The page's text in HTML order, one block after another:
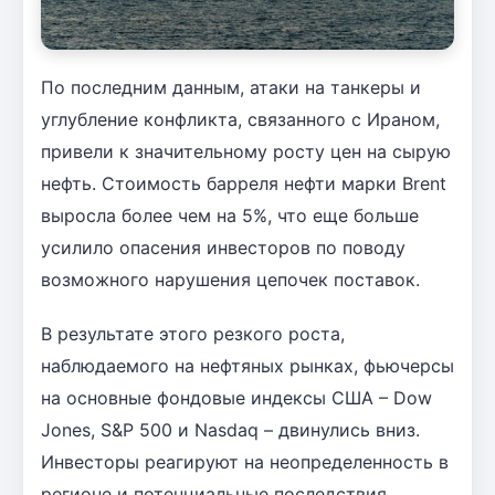
По последним данным, атаки на танкеры и
углубление конфликта, связанного с Ираном,
привели к значительному росту цен на сырую
нефть. Стоимость барреля нефти марки Brent
выросла более чем на 5%, что еще больше
усилило опасения инвесторов по поводу
возможного нарушения цепочек поставок.
В результате этого резкого роста,
наблюдаемого на нефтяных рынках, фьючерсы
на основные фондовые индексы США – Dow
Jones, S&P 500 и Nasdaq – двинулись вниз.
Инвесторы реагируют на неопределенность в